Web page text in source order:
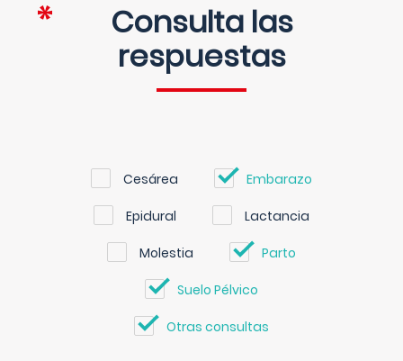
Consulta las
respuestas
Cesárea Embarazo
Epidural Lactancia
Molestia Parto
Suelo Pélvico
Otras consultas